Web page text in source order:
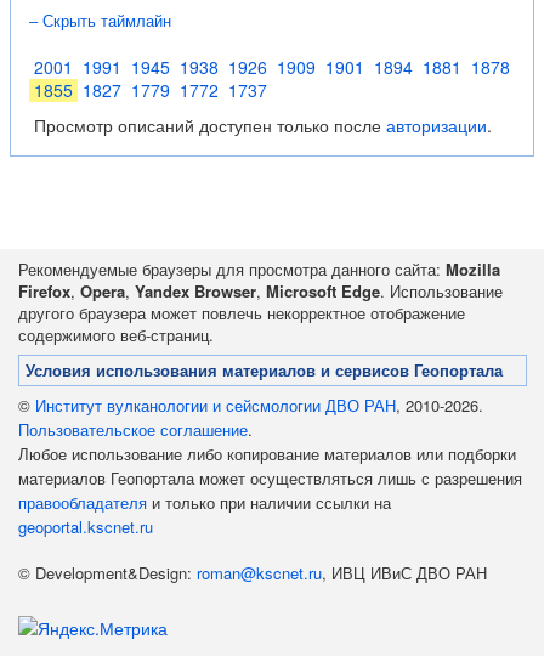
– Скрыть таймлайн
2001 1991 1945 1938 1926 1909 1901 1894 1881 1878
1855 1827 1779 1772 1737
Просмотр описаний доступен только после авторизации.
Рекомендуемые браузеры для просмотра данного сайта: Mozilla
Firefox, Opera, Yandex Browser, Microsoft Edge. Использование
другого браузера может повлечь некорректное отображение
содержимого веб-страниц.
Условия использования материалов и сервисов Геопортала
© Институт вулканологии и сейсмологии ДВО РАН, 2010-2026.
Пользовательское соглашение.
Любое использование либо копирование материалов или подборки
материалов Геопортала может осуществляться лишь с разрешения
правообладателя и только при наличии ссылки на
geoportal.kscnet.ru
© Development&Design: roman@kscnet.ru, ИВЦ ИВиС ДВО РАН